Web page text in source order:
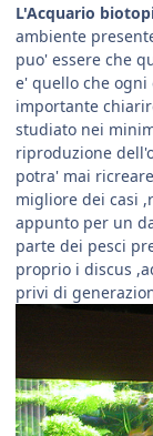
L'Acquario
ambiente
puo' essere che
e' quello che ogni
importante
studiato nei
riproduzione
potra' mai
migliore dei casi
appunto per un
parte dei pesci
proprio i discus
privi di